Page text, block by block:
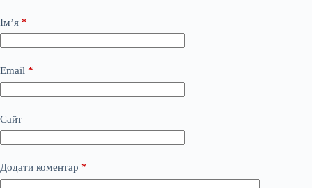
Ім’я *
Email *
Сайт
Додати коментар *